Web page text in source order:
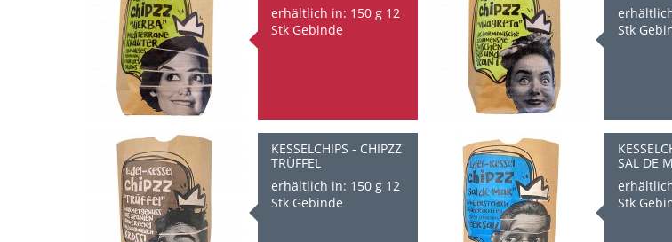
erhältlich in: 150 g 12
Stk Gebinde
Stk
KESSELCHIPS - CHIPZZ
TRÜFFEL
erhältlich in: 150 g 12
Stk Gebinde
SAL DE
Stk